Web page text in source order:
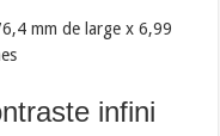
mm de large x 6,99
infini